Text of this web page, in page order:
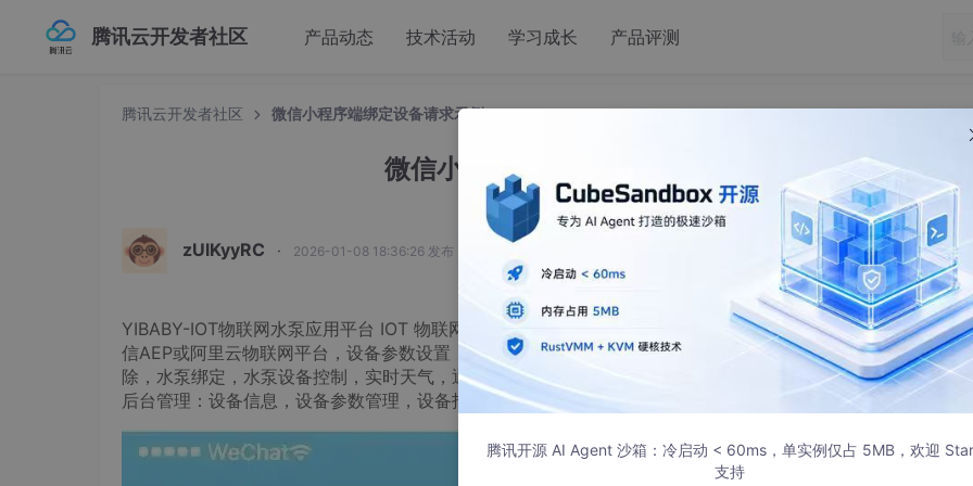
腾讯云开发者社区 产品动态 技术活动 学习成长 产品评测
腾讯云开发者社区 微信小程序端绑定设备请求示例
微信小程序端绑定设备请求示例
zUlKyyRC · 2026-01-08 18:36:26 发布
YIBABY-IOT物联网水泵应用平台 IOT 物联网水泵平台，NB-IOT协议，支持物联网设备信息采集和指令下发，
信AEP或阿里云物联网平台，设备参数设置，多设备绑定与解除等功能。 ##平台功能 水泵中心：水泵添加，
除，水泵绑定，水泵设备控制，实时天气，通知公告 个人中心：个人信息，设备信息，设备绑定，我的设备，
后台管理：设备信息，设备参数管理，设备指令下发 ##产品展示：
腾讯开源 AI Agent 沙箱：冷启动 < 60ms，单实例仅占 5MB，欢迎 Star
支持